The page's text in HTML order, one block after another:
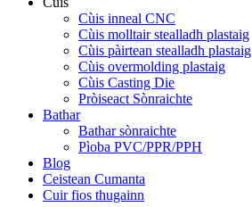
Cùis inneal CNC
Cùis molltair stealladh plastaig
Cùis pàirtean stealladh plastaig
Cùis overmolding plastaig
Cùis Casting Die
Pròiseact Sònraichte
Bathar
Bathar sònraichte
Pìoba PVC/PPR/PPH
Blog
Ceistean Cumanta
Cuir fios thugainn